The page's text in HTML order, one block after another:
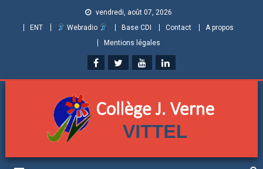
vendredi, août 07, 2026
ENT
Webradio Base CDI Contact
A propos
Mentions légales
Collège Jules Verne de